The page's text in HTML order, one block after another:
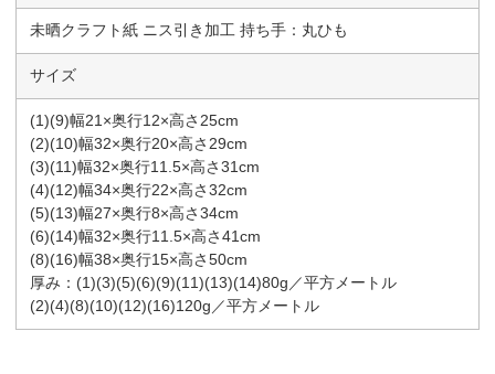
未晒クラフト紙 ニス引き加工 持ち手：丸ひも
サイズ
(1)(9)幅21×奥行12×高さ25cm
(2)(10)幅32×奥行20×高さ29cm
(3)(11)幅32×奥行11.5×高さ31cm
(4)(12)幅34×奥行22×高さ32cm
(5)(13)幅27×奥行8×高さ34cm
(6)(14)幅32×奥行11.5×高さ41cm
(8)(16)幅38×奥行15×高さ50cm
厚み：(1)(3)(5)(6)(9)(11)(13)(14)80g／平方メートル
(2)(4)(8)(10)(12)(16)120g／平方メートル